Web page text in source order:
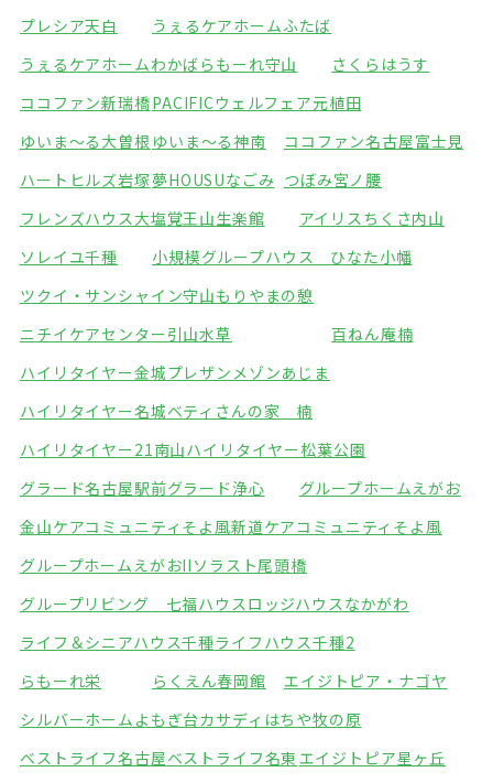
プレシア天白
うぇるケアホームふたば
うぇるケアホームわかばらもーれ守山
さくらはうす
ココファン新瑞橋PACIFICウェルフェア元植田
ゆいま～る大曽根 ゆいま～る神南
ココファン名古屋富士見
ハートヒルズ岩塚夢HOUSUなごみ つぼみ宮ノ腰
フレンズハウス大塩覚王山生楽館
アイリスちくさ内山
ソレイユ千種
小規模グループハウス ひなた小幡
ツクイ・サンシャイン守山もりやまの憩
ニチイケアセンター引山水草
百ねん庵楠
ハイリタイヤー金城プレザンメゾンあじま
ハイリタイヤー名城ベティさんの家 楠
ハイリタイヤー21南山ハイリタイヤー松葉公園
グラード名古屋駅前グラード浄心
グループホームえがお
金山ケアコミュニティそよ風新道ケアコミュニティそよ風
グループホームえがおII ソラスト尾頭橋
グループリビング 七福ハウス ロッジハウスなかがわ
ライフ＆シニアハウス千種ライフハウス千種2
らもーれ栄
らくえん春岡館
エイジトピア・ナゴヤ
シルバーホームよもぎ台カサディはちや牧の原
ベストライフ名古屋ベストライフ名東 エイジトピア星ヶ丘